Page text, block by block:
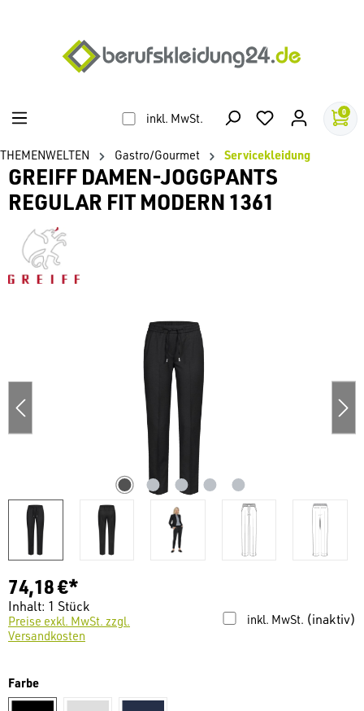
inkl. MwSt. 0
THEMENWELTEN Gastro/Gourmet Servicekleidung
GREIFF DAMEN-JOGGPANTS
REGULAR FIT MODERN 1361
74,18 €*
Inhalt: 1 Stück
inkl. MwSt. (inaktiv)
Preise exkl. MwSt. zzgl.
Versandkosten
Farbeauswählen